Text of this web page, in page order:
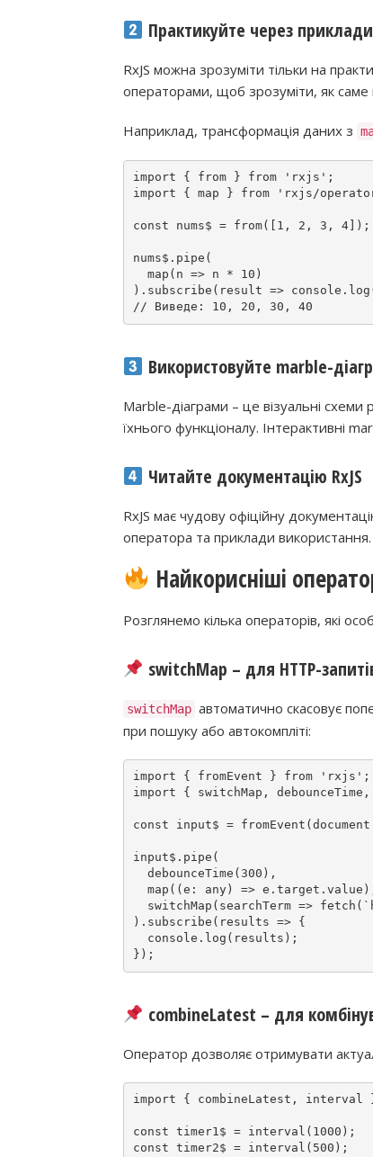
Практикуйте через приклади
RxJS можна зрозуміти тільки на
операторами, щоб зрозуміти, як
Наприклад, трансформація даних з
import { from } from 'rxjs'
import { map } from 'rxjs/
const nums$ = from([ 1 , 2 , 3 , 4]);
nums$. pipe (
map ( n => n * 10 )
). subscribe ( result => console . log
// Виведе: 10, 20, 30, 40
Використовуйте marble-
Marble-діаграми – це візуальні
їхнього функціоналу. Інтерактивні
Читайте документацію RxJS
RxJS має чудову офіційну
оператора та приклади використання.
Найкорисніші
Розглянемо кілька операторів, які
switchMap – для HTTP-
switchMap автоматично скасовує
при пошуку або автокомпліті:
import { fromEvent } from 'rxjs'
import { switchMap,
const input$ = fromEvent ( document
input$. pipe (
debounceTime ( 300 ),
map ( ( e: any) => e. target . value
switchMap ( searchTerm => fetch (
). subscribe ( results => {
console . log (results);
combineLatest – для
Оператор дозволяє отримувати
import { combineLatest, interval
const timer1$ = interval ( 1000
const timer2$ = interval ( 500 );